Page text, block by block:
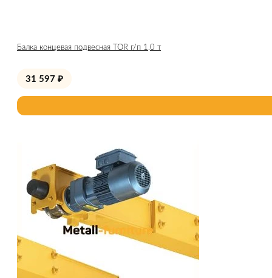
Балка концевая подвесная TOR г/п 1,0 т
31 597 ₽